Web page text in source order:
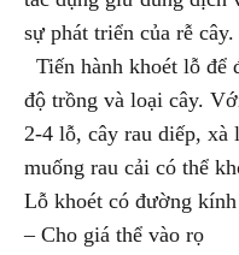
sự phát triển của rễ cây.
Tiến hành khoét lỗ để
độ trồng và loại cây.
2-4 lỗ, cây rau diếp, xà
muống rau cải có thể
Lỗ khoét có đường
– Cho giá thể vào rọ